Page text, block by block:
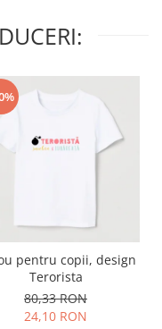
pentru copii, design
Terorista
80,33 RON
24,10 RON